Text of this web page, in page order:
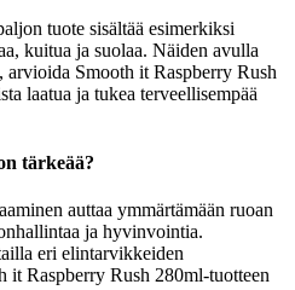
tuote sisältää esimerkiksi
kuitua ja suolaa. Näiden avulla
arvioida Smooth it Raspberry Rush
laatua ja tukea terveellisempää
tärkeää?
auttaa ymmärtämään ruoan
ja hyvinvointia.
eri elintarvikkeiden
it Raspberry Rush 280ml-tuotteen